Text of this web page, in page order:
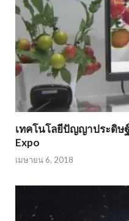
เทคโนโลยีปัญญาประดิษ
Expo
เมษายน 6, 2018